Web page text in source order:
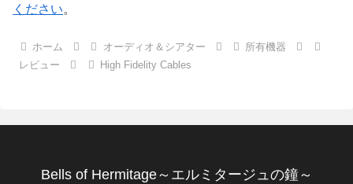
ください。
ホーム オーディオ＆シアター
所有機器
レビュー
High Fidelity Cables
Bells of Hermitage～エルミタージュの鐘～